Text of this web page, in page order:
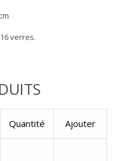
verres.
Quantité Ajouter